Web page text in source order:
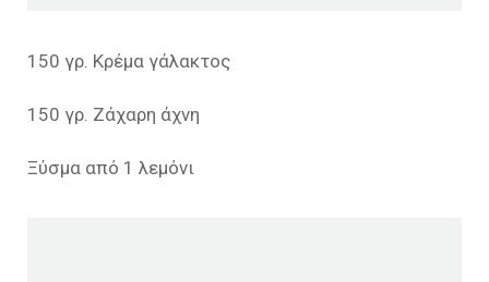
150 γρ. Κρέμα γάλακτος
150 γρ. Ζάχαρη άχνη
Ξύσμα από 1 λεμόνι